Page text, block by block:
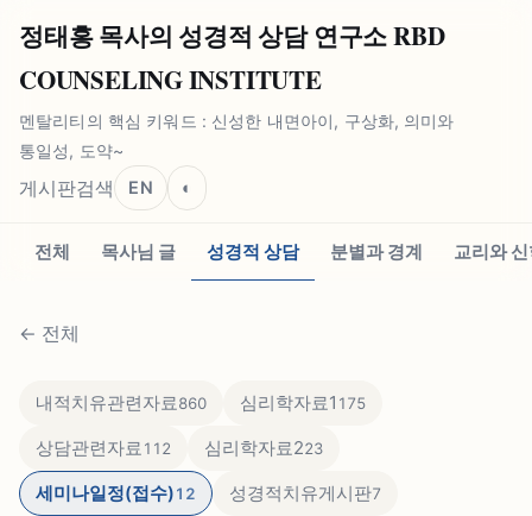
정태홍 목사의 성경적 상담 연구소 RBD
COUNSELING INSTITUTE
멘탈리티의 핵심 키워드 : 신성한 내면아이, 구상화, 의미와
통일성, 도약~
게시판검색 EN ◐
전체 목사님 글 성경적 상담 분별과 경계 교리와
← 전체
내적치유관련자료860 심리학자료1 175
상담관련자료112 심리학자료223
세미나일정(접수)12 성경적치유게시판7